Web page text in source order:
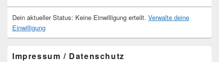
Dein aktueller Status: Keine Einwilligung erteilt. Verwalte deine
Einwilligung
Impressum / Datenschutz